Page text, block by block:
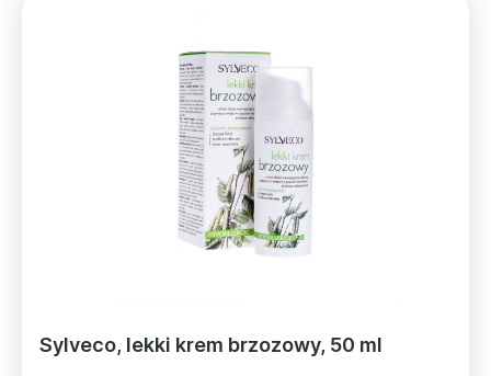
Sylveco, lekki krem brzozowy, 50 ml